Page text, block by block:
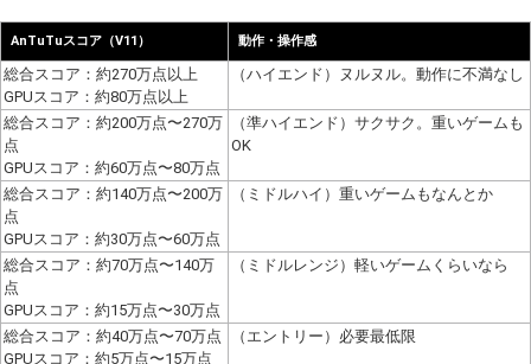
AnTuTuスコア（V11） 動作・操作感
総合スコア：約270万点以上
GPUスコア：約80万点以上
（ハイエンド）ヌルヌル。動作に不満なし
総合スコア：約200万点〜270万
点
GPUスコア：約60万点〜80万点
（準ハイエンド）サクサク。重いゲームも
OK
総合スコア：約140万点〜200万
点
GPUスコア：約30万点〜60万点
（ミドルハイ）重いゲームもなんとか
総合スコア：約70万点〜140万
点
GPUスコア：約15万点〜30万点
（ミドルレンジ）軽いゲームくらいなら
総合スコア：約40万点〜70万点
GPUスコア：約5万点〜15万点
（エントリー）必要最低限